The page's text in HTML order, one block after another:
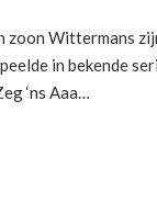
zoon Wittermans
in bekende
‘ns Aaa…